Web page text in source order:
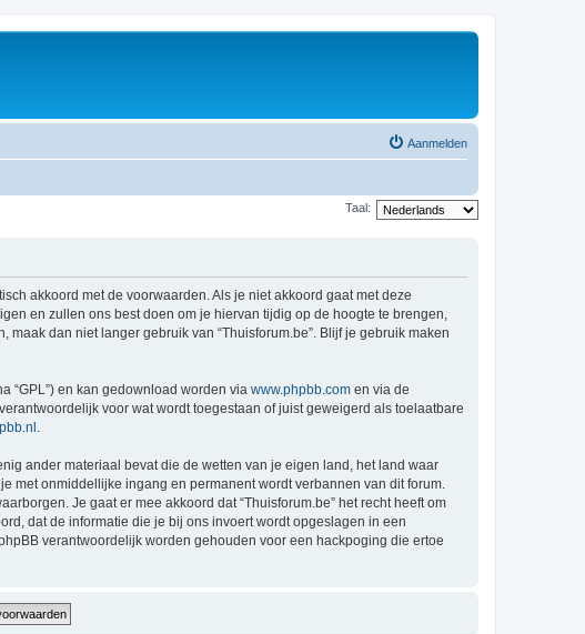
Aanmelden
Taal:
akkoord met de voorwaarden. Als je niet akkoord gaat met deze
en zullen ons best doen om je hiervan tijdig op de hoogte te brengen,
dan niet langer gebruik van “Thuisforum.be”. Blijf je gebruik maken
“GPL”) en kan gedownload worden via www.phpbb.com en via de
voor wat wordt toegestaan of juist geweigerd als toelaatbare
.
ander materiaal bevat die de wetten van je eigen land, het land waar
met onmiddellijke ingang en permanent wordt verbannen van dit forum.
Je gaat er mee akkoord dat “Thuisforum.be” het recht heeft om
dat de informatie die je bij ons invoert wordt opgeslagen in een
verantwoordelijk worden gehouden voor een hackpoging die ertoe